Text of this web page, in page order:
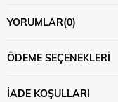
YORUMLAR(0)
ÖDEME SEÇENEKLERI
İADE KOŞULLARI